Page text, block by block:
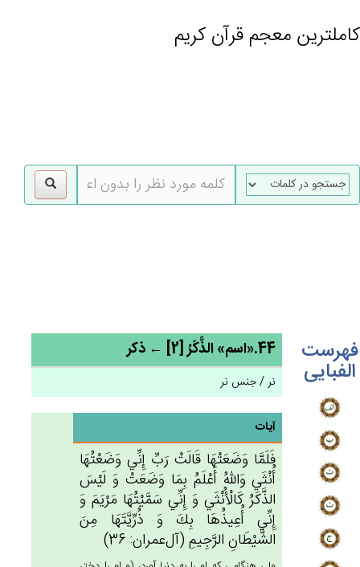
کاملترین معجم قرآن کریم
فهرست
الفبایی
44.«اسم» الذَّكَرُ [2] ← ذکر
نر / جنس نر
آیات
فَلَمَّا وَضَعَتْهَا قَالَت‌ْ رَب‌ِّ إِنِّي‌ وَضَعْتُهَا
أُنْثَي‌ وَالله‌ُ أَعْلَم‌ُ بِمَا وَضَعَت‌ْ وَ لَيْس‌َ
الذَّكَرُ كَالْأُنْثَي‌ وَ إِنِّي‌ سَمَّيْتُهَا مَرْيَم‌َ وَ
إِنِّي‌ أُعِيذُهَا بِك‌َ وَ ذُرِّيَّتَهَا مِن‌َ
الشَّيْطَان‌ِ الرَّجِيم‌ِ (آل‌عمران: 36)